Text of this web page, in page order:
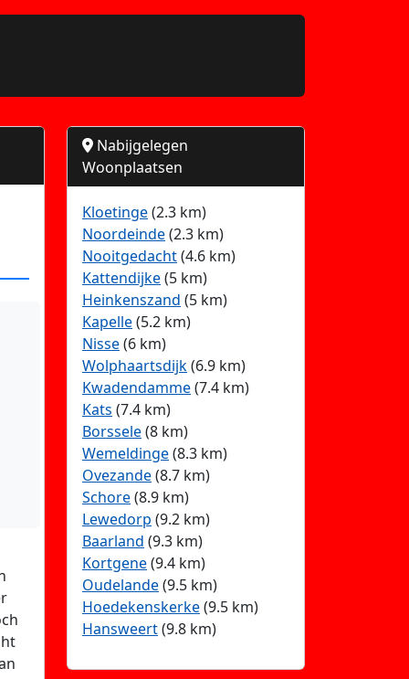
Nabijgelegen
Woonplaatsen
Kloetinge(2.3 km)
Noordeinde(2.3 km)
Nooitgedacht(4.6 km)
Kattendijke(5 km)
Heinkenszand (5 km)
Kapelle(5.2 km)
Nisse(6 km)
Wolphaartsdijk(6.9 km)
Kwadendamme(7.4 km)
Kats (7.4 km)
Borssele(8 km)
Wemeldinge(8.3 km)
Ovezande(8.7 km)
Schore(8.9 km)
Lewedorp (9.2 km)
Baarland (9.3 km)
Kortgene(9.4 km)
Oudelande(9.5 km)
Hoedekenskerke(9.5 km)
Hansweert(9.8 km)